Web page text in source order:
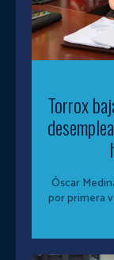
Torrox
Óscar
por primera